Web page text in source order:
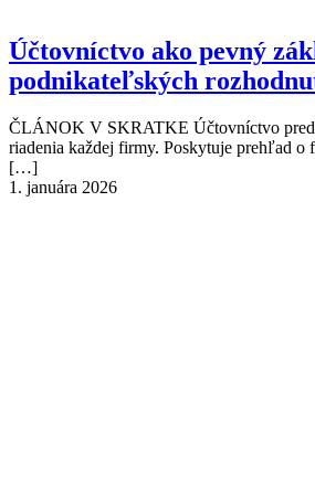
Účtovníctvo ako pevný
podnikateľských
ČLÁNOK V SKRATKE Účtovníctvo
riadenia každej firmy. Poskytuje prehľad o
[…]
1. januára 2026